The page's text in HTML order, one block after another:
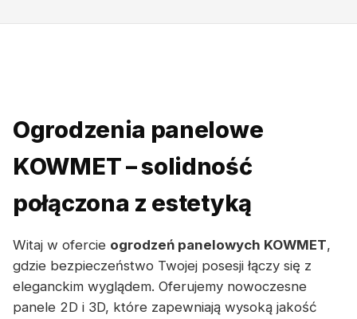
Ogrodzenia panelowe
KOWMET – solidność
połączona z estetyką
Witaj w ofercie ogrodzeń panelowych KOWMET,
gdzie bezpieczeństwo Twojej posesji łączy się z
eleganckim wyglądem. Oferujemy nowoczesne
panele 2D i 3D, które zapewniają wysoką jakość